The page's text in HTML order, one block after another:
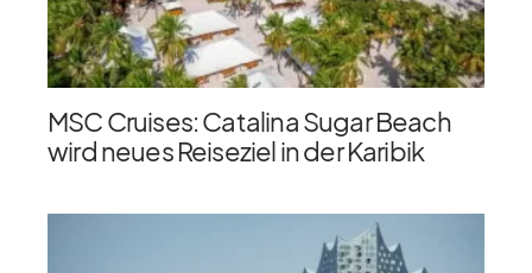
MSC Cruises: Catalina Sugar Beach
wird neues Reiseziel in der Karibik